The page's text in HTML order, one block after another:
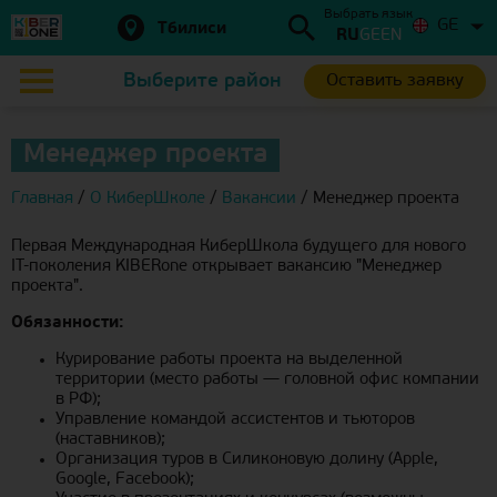
Тбилиси
Выбрать язык
RU GEEN
GE
Выберите район Оставить заявку
Менеджер проекта
Главная / О КиберШколе / Вакансии / Менеджер проекта
Первая Международная КиберШкола будущего для нового
IT-поколения KIBERone открывает вакансию "Менеджер
проекта".
Обязанности:
Курирование работы проекта на выделенной
территории (место работы — головной офис компании
в РФ);
Управление командой ассистентов и тьюторов
(наставников);
Организация туров в Силиконовую долину (Apple,
Google, Facebook);